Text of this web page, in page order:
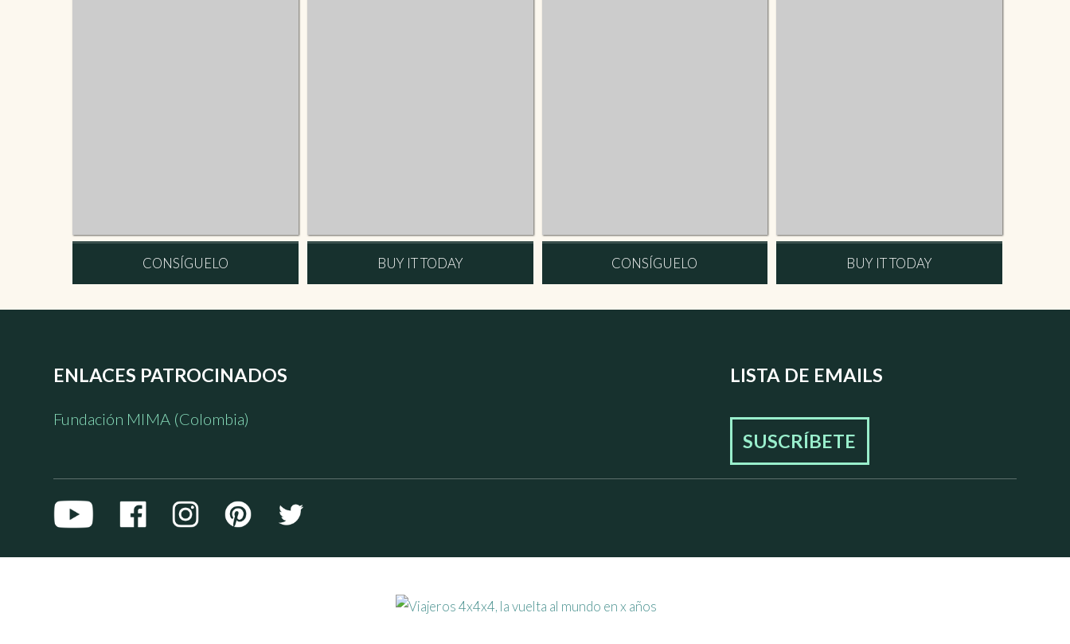
CONSÍGUELO BUY IT TODAY CONSÍGUELO BUY IT TODAY
ENLACES PATROCINADOS
Fundación MIMA (Colombia)
LISTA DE EMAILS
SUSCRÍBETE